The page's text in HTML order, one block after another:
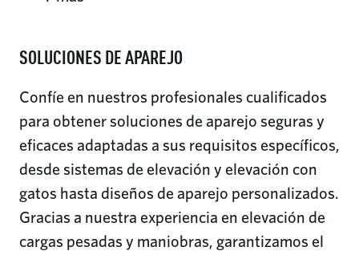
SOLUCIONES DE APAREJO
Confíe en nuestros profesionales cualificados
para obtener soluciones de aparejo seguras y
eficaces adaptadas a sus requisitos específicos,
desde sistemas de elevación y elevación con
gatos hasta diseños de aparejo personalizados.
Gracias a nuestra experiencia en elevación de
cargas pesadas y maniobras, garantizamos el